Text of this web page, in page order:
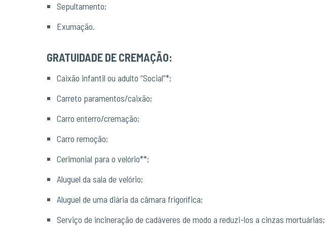
Sepultamento;
Exumação.
GRATUIDADE DE CREMAÇÃO:
Caixão infantil ou adulto “Social”*;
Carreto paramentos/caixão;
Carro enterro/cremação;
Carro remoção;
Cerimonial para o velório**;
Aluguel da sala de velório;
Aluguel de uma diária da câmara frigorífica;
Serviço de incineração de cadáveres de modo a reduzi-los a cinzas mortuárias;